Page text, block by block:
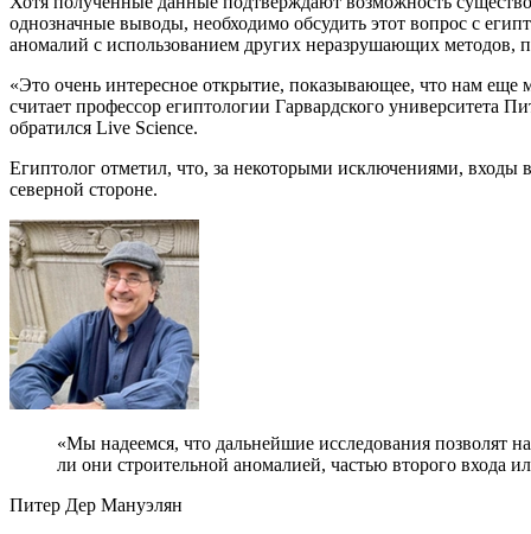
однозначные выводы, необходимо обсудить этот вопрос с
аномалий с использованием других неразрушающих методов,
«Это очень интересное открытие, показывающее, что нам
считает профессор египтологии Гарвардского университета
обратился Live Science.
Египтолог отметил, что, за некоторыми исключениями, входы
северной стороне.
«Мы надеемся, что дальнейшие исследования позволят нам лучше понять значение этих пустот, являются
ли они строительной аномалией, частью второго входа
Питер Дер Мануэлян